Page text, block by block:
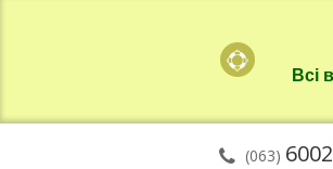
Всі
(063)